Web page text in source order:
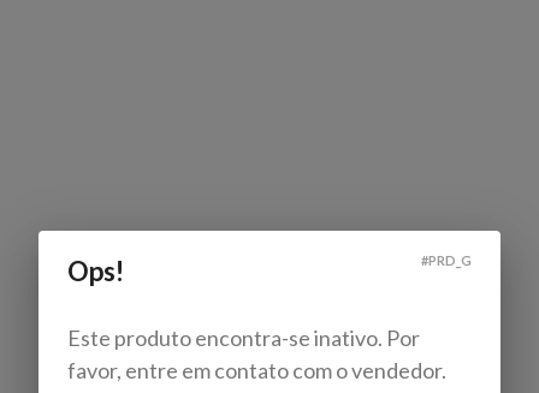
Ops! #PRD_G
Este produto encontra-se inativo. Por
favor, entre em contato com o vendedor.